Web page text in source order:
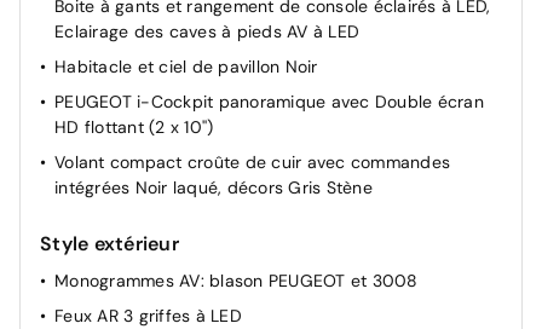
l'AR)
Rétroviseurs extérieurs dégivrants avec réglage et
Direction assistée
Télécommandes 3 boutons (verrouillage, coffre,
Boite à gants et rangement de console éclairés à LED,
Eclairage des caves à pieds AV à LED
Habitacle et ciel de pavillon Noir
PEUGEOT i-Cockpit panoramique avec Double écran
HD flottant (2 x 10'')
Volant compact croûte de cuir avec commandes
intégrées Noir laqué, décors Gris Stène
Style extérieur
Monogrammes AV: blason PEUGEOT et 3008
Feux AR 3 griffes à LED